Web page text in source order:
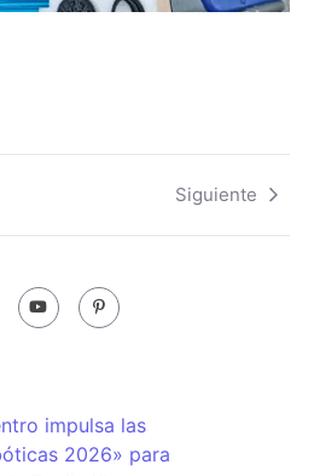
Siguiente
impulsa las
2026» para